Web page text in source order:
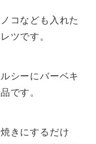
コなども入れた
ツです。
シーにバーベキ
です。
きにするだけ